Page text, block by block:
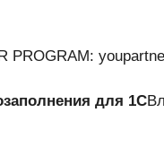
PROGRAM:
для 1С